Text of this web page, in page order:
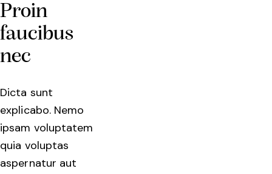
Proin
faucibus
nec
Dicta sunt
explicabo. Nemo
ipsam voluptatem
quia voluptas
aspernatur aut